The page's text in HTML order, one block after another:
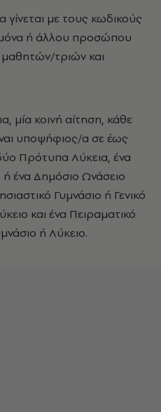
με τους κωδικούς
ή άλλου προσώπου
μαθητών/τριών και
μία κοινή αίτηση, κάθε
υποψήφιος/α σε έως
Πρότυπα Λύκεια, ένα
ένα Δημόσιο Ωνάσειο
Γυμνάσιο ή Γενικό
και ένα Πειραματικό
ή Λύκειο.